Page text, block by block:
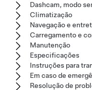
Dashcam, modo
Climatização
Navegação e
Carregamento e
Manutenção
Especificações
Instruções para
Em caso de
Resolução de